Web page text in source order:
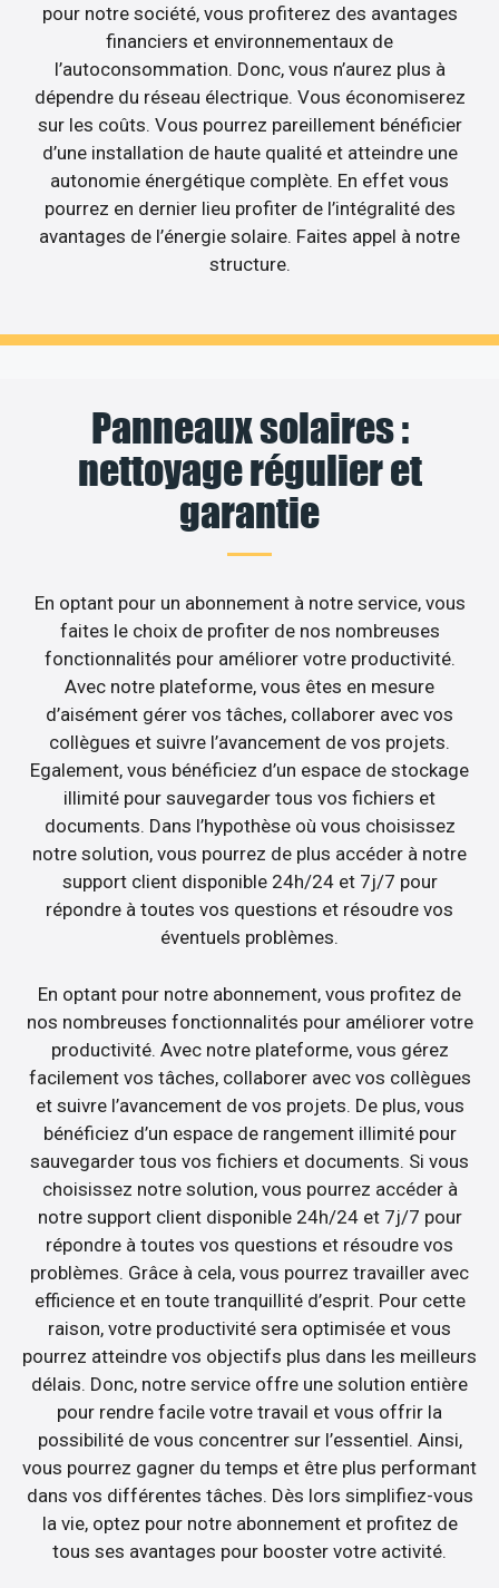
pour notre société, vous profiterez des avantages
financiers et environnementaux de
l’autoconsommation. Donc, vous n’aurez plus à
dépendre du réseau électrique. Vous économiserez
sur les coûts. Vous pourrez pareillement bénéficier
d’une installation de haute qualité et atteindre une
autonomie énergétique complète. En effet vous
pourrez en dernier lieu profiter de l’intégralité des
avantages de l’énergie solaire. Faites appel à notre
structure.
Panneaux solaires :
nettoyage régulier et
garantie
En optant pour un abonnement à notre service, vous
faites le choix de profiter de nos nombreuses
fonctionnalités pour améliorer votre productivité.
Avec notre plateforme, vous êtes en mesure
d’aisément gérer vos tâches, collaborer avec vos
collègues et suivre l’avancement de vos projets.
Egalement, vous bénéficiez d’un espace de stockage
illimité pour sauvegarder tous vos fichiers et
documents. Dans l’hypothèse où vous choisissez
notre solution, vous pourrez de plus accéder à notre
support client disponible 24h/24 et 7j/7 pour
répondre à toutes vos questions et résoudre vos
éventuels problèmes.
En optant pour notre abonnement, vous profitez de
nos nombreuses fonctionnalités pour améliorer votre
productivité. Avec notre plateforme, vous gérez
facilement vos tâches, collaborer avec vos collègues
et suivre l’avancement de vos projets. De plus, vous
bénéficiez d’un espace de rangement illimité pour
sauvegarder tous vos fichiers et documents. Si vous
choisissez notre solution, vous pourrez accéder à
notre support client disponible 24h/24 et 7j/7 pour
répondre à toutes vos questions et résoudre vos
problèmes. Grâce à cela, vous pourrez travailler avec
efficience et en toute tranquillité d’esprit. Pour cette
raison, votre productivité sera optimisée et vous
pourrez atteindre vos objectifs plus dans les meilleurs
délais. Donc, notre service offre une solution entière
pour rendre facile votre travail et vous offrir la
possibilité de vous concentrer sur l’essentiel. Ainsi,
vous pourrez gagner du temps et être plus performant
dans vos différentes tâches. Dès lors simplifiez-vous
la vie, optez pour notre abonnement et profitez de
tous ses avantages pour booster votre activité.